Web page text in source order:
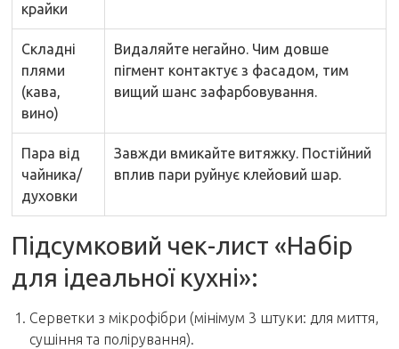
крайки
Складні
плями
(кава,
вино)
Видаляйте негайно. Чим довше
пігмент контактує з фасадом, тим
вищий шанс зафарбовування.
Пара від
чайника/
духовки
Завжди вмикайте витяжку. Постійний
вплив пари руйнує клейовий шар.
Підсумковий чек-лист «Набір
для ідеальної кухні»:
Серветки з мікрофібри (мінімум 3 штуки: для миття,
сушіння та полірування).